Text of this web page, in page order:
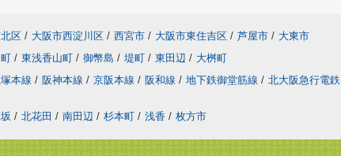
区 / 大阪市西淀川区 / 西宮市 / 大阪市東住吉区 / 芦屋市 / 大東市
/ 東浅香山町 / 御幣島 / 堤町 / 東田辺 / 大桝町
本線 / 阪神本線 / 京阪本線 / 阪和線 / 地下鉄御堂筋線 / 北大阪急行電鉄
/ 北花田 / 南田辺 / 杉本町 / 浅香 / 枚方市